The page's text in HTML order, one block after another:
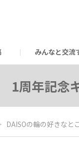
みんなと交流
1周年記念
DAISOの輪の好きなと